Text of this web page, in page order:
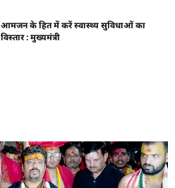
आमजन के हित में करें स्वास्थ्य सुविधाओं का
विस्तार : मुख्यमंत्री